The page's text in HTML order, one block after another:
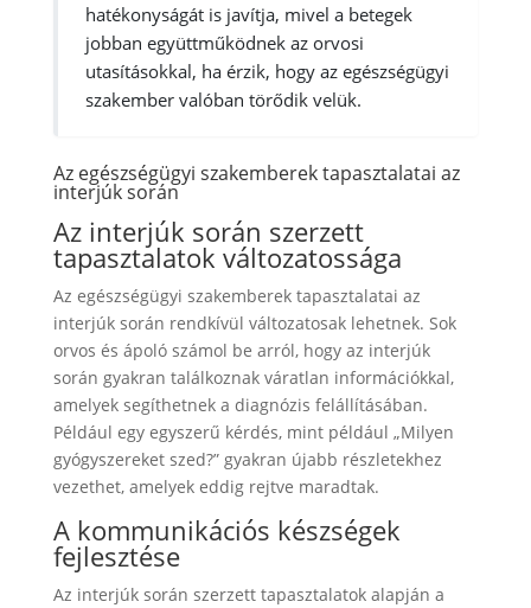
hatékonyságát is javítja, mivel a betegek
jobban együttműködnek az orvosi
utasításokkal, ha érzik, hogy az egészségügyi
szakember valóban törődik velük.
Az egészségügyi szakemberek tapasztalatai az
interjúk során
Az interjúk során szerzett
tapasztalatok változatossága
Az egészségügyi szakemberek tapasztalatai az
interjúk során rendkívül változatosak lehetnek. Sok
orvos és ápoló számol be arról, hogy az interjúk
során gyakran találkoznak váratlan információkkal,
amelyek segíthetnek a diagnózis felállításában.
Például egy egyszerű kérdés, mint például „Milyen
gyógyszereket szed?” gyakran újabb részletekhez
vezethet, amelyek eddig rejtve maradtak.
A kommunikációs készségek
fejlesztése
Az interjúk során szerzett tapasztalatok alapján a